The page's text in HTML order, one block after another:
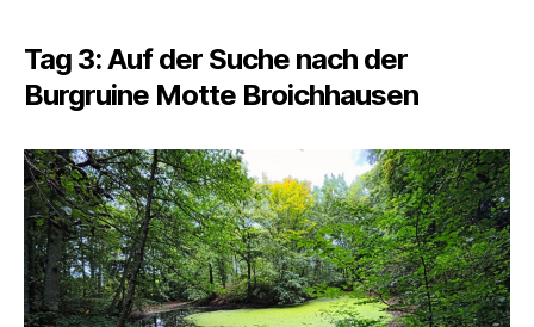
Tag 3: Auf der Suche nach der
Burgruine Motte Broichhausen